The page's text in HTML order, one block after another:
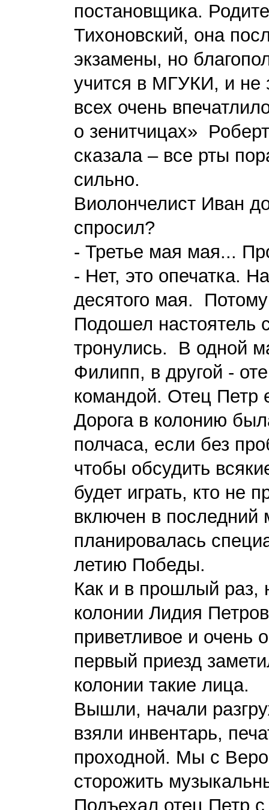
постановщика.
Тихоновский, она
экзамены, но
учится в МГУКИ, и не
всех очень
о зенитчицах»
сказала – все рты
сильно.
Виолончелист Иван
спросил?
- Третье мая мая...
- Нет, это опечатка.
десятого мая. Потому
Подошел
тронулись. В одной
Филипп, в другой -
командой. Отец Петр
Дорога в колонию
полчаса, если без
чтобы обсудить
будет играть, кто не
включен в
планировалась
летию Победы.
Как и в прошлый раз,
колонии Лидия
приветливое и очень
первый приезд
колонии такие лица.
Вышли, начали
взяли инвентарь,
проходной. Мы с
сторожить
Подъехал отец Петр